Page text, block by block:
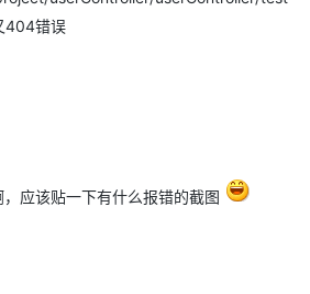
INF/velocity/</value><!-- 页面文件路
name="configLocation" value="/WEB-
404错误
应该贴一下有什么报错的截图